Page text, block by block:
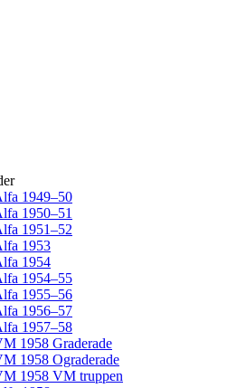
1949–50
1950–51
1951–52
1953
1954
1954–55
1955–56
1956–57
1957–58
1958 Graderade
1958 Ograderade
1958 VM truppen